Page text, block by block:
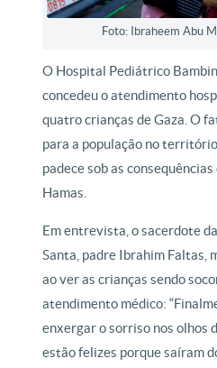
Foto: Ibraheem Abu
O Hospital Pediátrico
concedeu o atendimento
quatro crianças de Gaza. O
para a população no
padece sob as
Hamas.
Em entrevista, o sacerdote
Santa, padre Ibrahim Faltas,
ao ver as crianças sendo
atendimento médico:
enxergar o sorriso nos olhos
estão felizes porque saíram